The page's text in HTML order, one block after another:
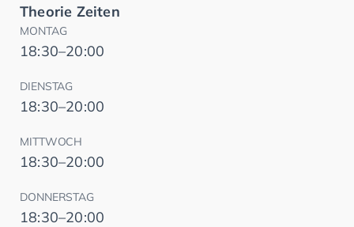
Theorie Zeiten
MONTAG
18:30–20:00
DIENSTAG
18:30–20:00
MITTWOCH
18:30–20:00
DONNERSTAG
18:30–20:00